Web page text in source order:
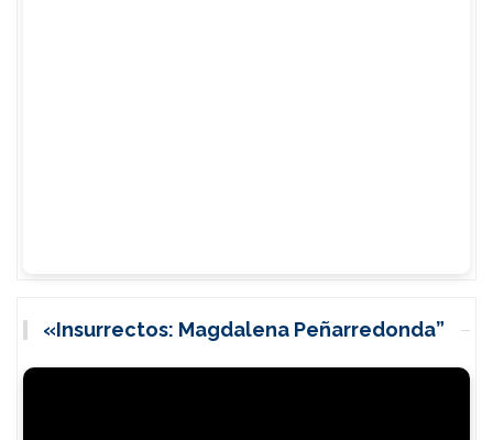
«Insurrectos: Magdalena Peñarredonda”